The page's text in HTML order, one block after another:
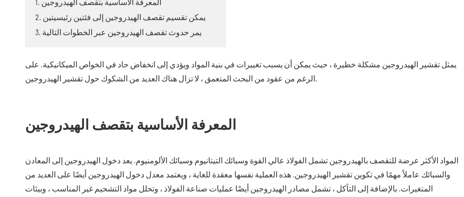
2. يمكن تقسيم تقصف الهيدروجين إلى فئتين رئيسيتين
3. يمر حدوث تقصف الهيدروجين عبر الخطوات التالية
يمثل تقشير الهيدروجين مشكلة خطيرة ، حيث يمكن أن يسبب تغييرات في بنية المواد ويؤدي إلى انخفاض حاد في الخواص الميكانيكية. على
الرغم من عقود من البحث المتعمق ، لا تزال هناك العديد من الشكوك حول تقشير الهيدروجين.
المعرفة الأساسية بتقصف الهيدروجين
المواد الأكثر عرضة للتقصف بالهيدروجين تشمل الفولاذ عالي القوة وسبائك التيتانيوم وسبائك الألومنيوم. يعد دخول الهيدروجين إلى المعادن
والسبائك عاملاً مهمًا في تكوين تقشير الهيدروجين. هذه العملية نفسها معقدة للغاية ، ويعتمد معدل دخول الهيدروجين أيضًا على العديد من
المتغيرات. بالإضافة إلى التآكل ، تشمل مصادر الهيدروجين أيضًا عمليات صناعة الفولاذ ، وتحلل مواد التشحيم غير المناسب ، وبيئات